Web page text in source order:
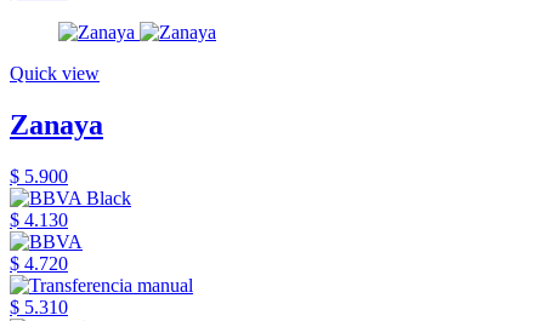
Quick view
Zanaya
$ 5.900
$ 4.130
$ 4.720
$ 5.310